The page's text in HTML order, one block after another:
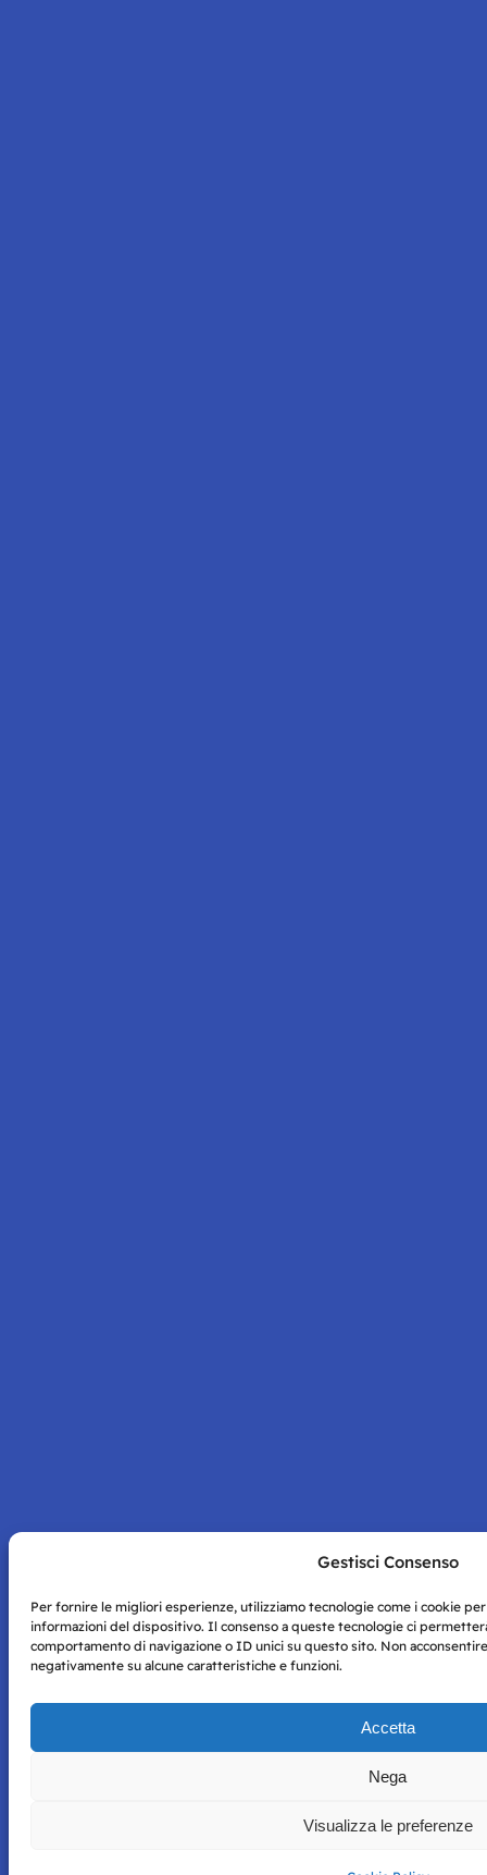
Gestisci Consenso
Per fornire le migliori esperienze, utilizziamo tecnologie come i cookie
informazioni del dispositivo. Il consenso a queste tecnologie ci
comportamento di navigazione o ID unici su questo sito. Non
negativamente su alcune caratteristiche e funzioni.
Accetta
Nega
Visualizza le preferenze